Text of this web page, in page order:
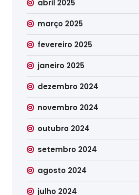
abril 2025
março 2025
fevereiro 2025
janeiro 2025
dezembro 2024
novembro 2024
outubro 2024
setembro 2024
agosto 2024
julho 2024